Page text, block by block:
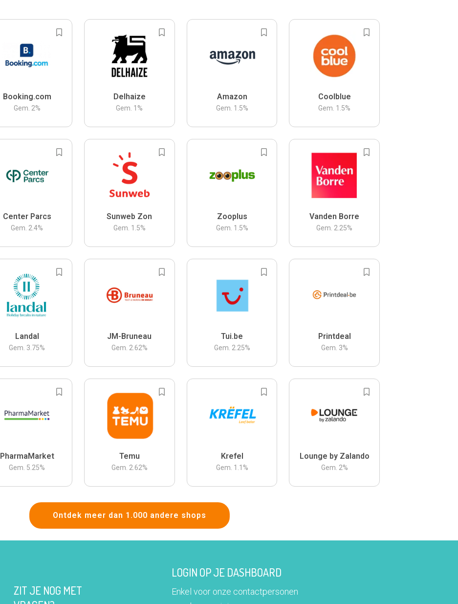
Booking.com
Gem. 2%
Delhaize
Gem. 1 %
Amazon
Gem. 1.5%
Coolblue
Gem. 1.5%
Center Parcs
Gem. 2.4%
Sunweb Zon
Gem. 1.5%
Zooplus
Gem. 1.5%
Vanden Borre
Gem. 2.25%
Landal
Gem. 3.75%
JM-Bruneau
Gem. 2.62%
Tui.be
Gem. 2.25%
Printdeal
Gem. 3%
PharmaMarket
Gem. 5.25%
Temu
Gem. 2.62%
Krefel
Gem. 1.1 %
Lounge by Zalando
Gem. 2%
Ontdek meer dan 1.000 andere shops
ZIT JE NOG MET
LOGIN OP JE DASHBOARD
Enkel voor onze contactpersonen